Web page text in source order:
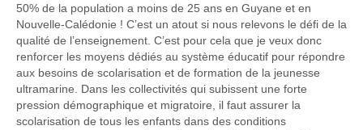
50% de la population a moins de 25 ans en Guyane et en
Nouvelle-Calédonie ! C’est un atout si nous relevons le défi de la
qualité de l’enseignement. C’est pour cela que je veux donc
renforcer les moyens dédiés au système éducatif pour répondre
aux besoins de scolarisation et de formation de la jeunesse
ultramarine. Dans les collectivités qui subissent une forte
pression démographique et migratoire, il faut assurer la
scolarisation de tous les enfants dans des conditions